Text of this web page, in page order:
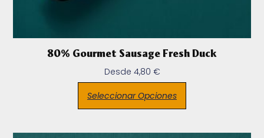
80% Gourmet Sausage Fresh Duck
Desde 4,80 €
Seleccionar Opciones